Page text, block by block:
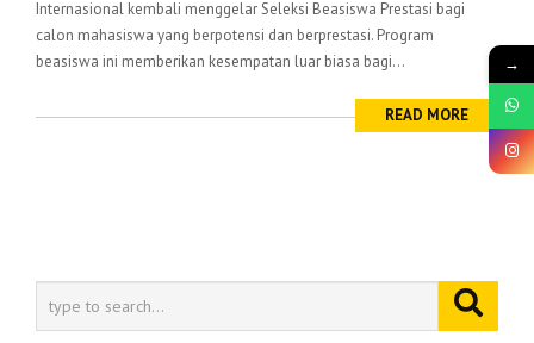
Internasional kembali menggelar Seleksi Beasiswa Prestasi bagi
calon mahasiswa yang berpotensi dan berprestasi. Program
beasiswa ini memberikan kesempatan luar biasa bagi...
READ MORE
→